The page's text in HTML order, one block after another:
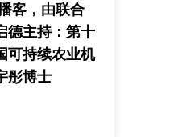
客，由联合
德主持：第十
可持续农业机
彤博士